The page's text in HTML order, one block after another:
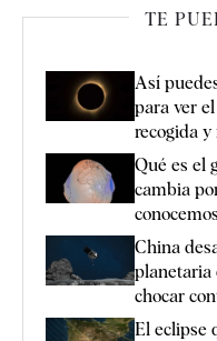
TE
Así
para ver
recogida y
Qué es el
cambia
China
planetaria
chocar
El eclipse